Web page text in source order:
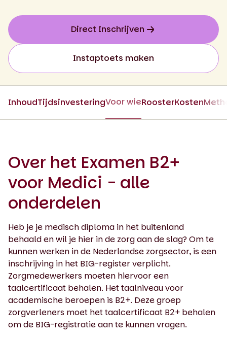
Direct Inschrijven
Instaptoets maken
InhoudTijdsinvesteringVoor wieRoosterKosten
Over het Examen B2+
voor Medici - alle
onderdelen
Heb je je medisch diploma in het buitenland
behaald en wil je hier in de zorg aan de slag? Om te
kunnen werken in de Nederlandse zorgsector, is een
inschrijving in het BIG-register verplicht.
Zorgmedewerkers moeten hiervoor een
taalcertificaat behalen. Het taalniveau voor
academische beroepen is B2+. Deze groep
zorgverleners moet het taalcertificaat B2+ behalen
om de BIG-registratie aan te kunnen vragen.